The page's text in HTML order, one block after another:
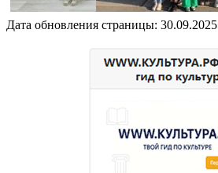
Дата обновления страницы: 30.09.2025